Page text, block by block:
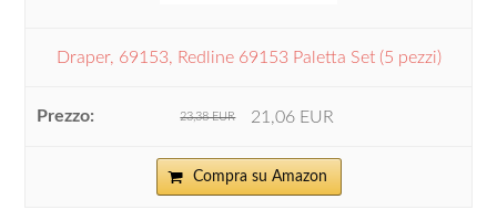
Draper, 69153, Redline 69153 Paletta Set (5 pezzi)
23,38 EUR 21,06 EUR
Compra su Amazon